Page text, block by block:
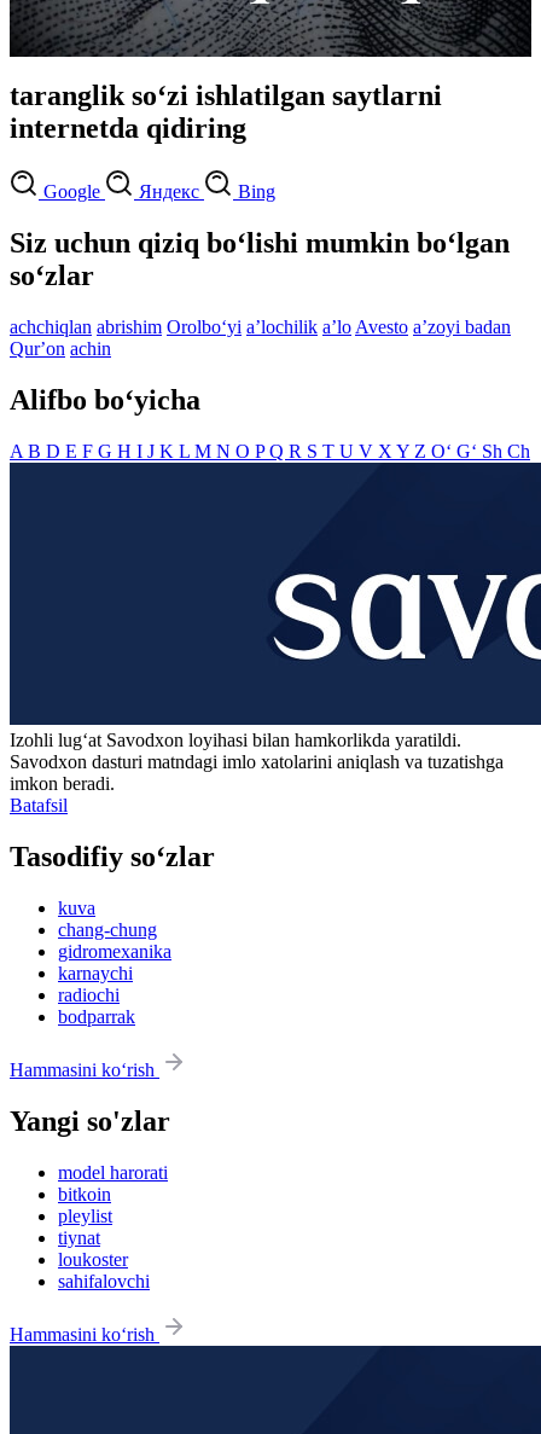
taranglik so‘zi ishlatilgan saytlarni
internetda qidiring
Google Яндекс Bing
Siz uchun qiziq bo‘lishi mumkin bo‘lgan
so‘zlar
achchiqlan abrishim Orolbo‘yi aʼlochilik aʼlo Avesto aʼzoyi badan
Qurʼon achin
Alifbo bo‘yicha
A B D E F G H I J K L M N O PQ R S T U V X Y Z O‘ G‘ Sh Ch
Izohli lugʻat Savodxon loyihasi bilan hamkorlikda yaratildi.
Savodxon dasturi matndagi imlo xatolarini aniqlash va tuzatishga
imkon beradi.
Batafsil
Tasodifiy so‘zlar
kuva
chang-chung
gidromexanika
karnaychi
radiochi
bodparrak
Hammasini ko‘rish
Yangi so'zlar
model harorati
bitkoin
pleylist
tiynat
loukoster
sahifalovchi
Hammasini ko‘rish